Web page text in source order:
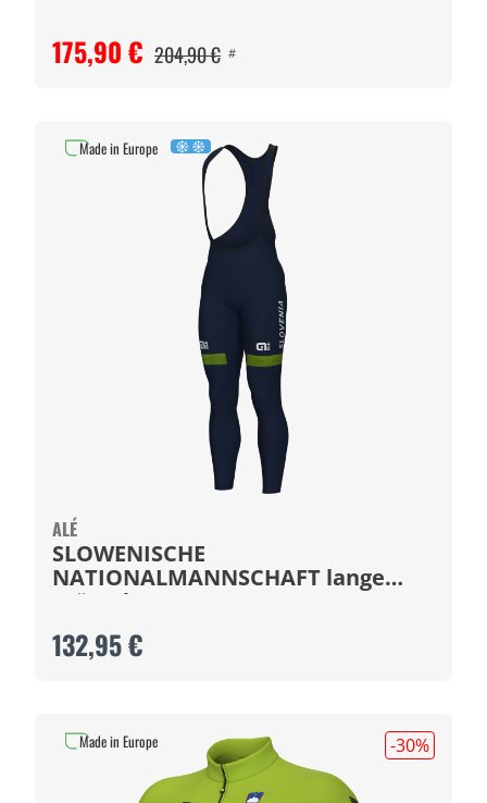
175,90 € 204,90 € #
ALÉ
SLOWENISCHE
NATIONALMANNSCHAFT lange
Trägerhose 2024
132,95 €
Made in Europe
-30%
Made in Europe